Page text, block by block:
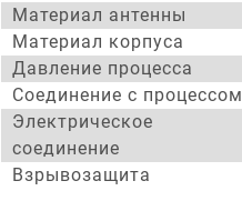
Материал антенны
Материал корпуса
Давление процесса
Соединение с процессом
Электрическое
соединение
Взрывозащита